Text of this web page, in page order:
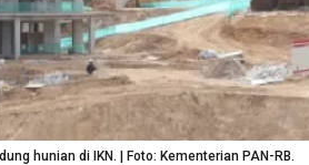
hunian di IKN. | Foto: Kementerian PAN-RB.